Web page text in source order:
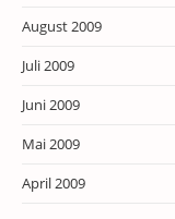
August 2009
Juli 2009
Juni 2009
Mai 2009
April 2009